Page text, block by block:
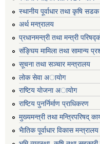
स्थानीय पूर्वाधार तथा कृषि सडक
अर्थ मन्त्रालय
प्रधानमन्त्री तथा मन्त्री
संङ्घिय मामिला तथा सामान्य
सूचना तथा सञ्चार मन्त्रालय
लाेक सेवा अायाेग
राष्टिय याेजना अायाेग
राष्टिय पुनर्निर्माण प्राधिकरण
मुख्यमन्त्री तथा मन्त्रिपरिषद्
भैातिक पूर्वाधार विकास मन्त्रालय